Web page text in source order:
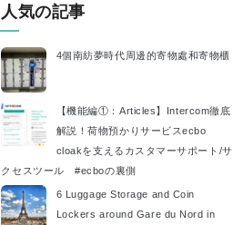
人気の記事
4個南紡夢時代周邊的寄物處和寄物櫃
【機能編①：Articles】Intercom徹底
解説！荷物預かりサービスecbo
cloakを支えるカスタマーサポート/サ
クセスツール #ecboの裏側
6 Luggage Storage and Coin
Lockers around Gare du Nord in